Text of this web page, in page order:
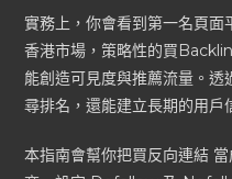
實務上，你會看到第一名頁面
香港市場，策略性的買
能創造可見度與推薦流量。透
尋排名，還能建立長期的用戶
本指南會幫你把買反向連結